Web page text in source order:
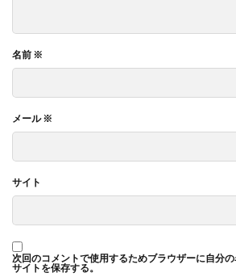
名前 ※
メール※
サイト
次回のコメントで使用するためブラウザーに自分の
サイトを保存する。